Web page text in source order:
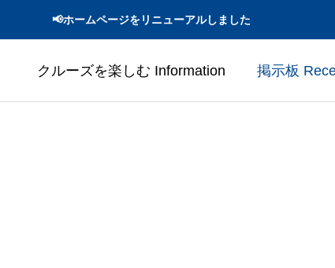
📢ホームページをリニューアルしました
クルーズを楽しむ Information 掲示板